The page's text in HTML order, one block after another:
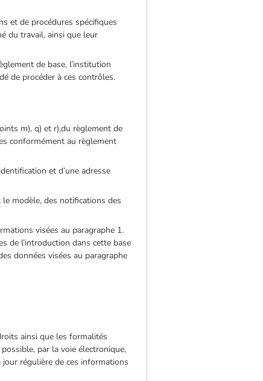
et de procédures spécifiques
du travail, ainsi que leur
de base, l’institution
de procéder à ces contrôles.
m), q) et r),du règlement de
conformément au règlement
et d’une adresse
modèle, des notifications des
visées au paragraphe 1.
de l’introduction dans cette base
données visées au paragraphe
ainsi que les formalités
par la voie électronique,
jour régulière de ces informations